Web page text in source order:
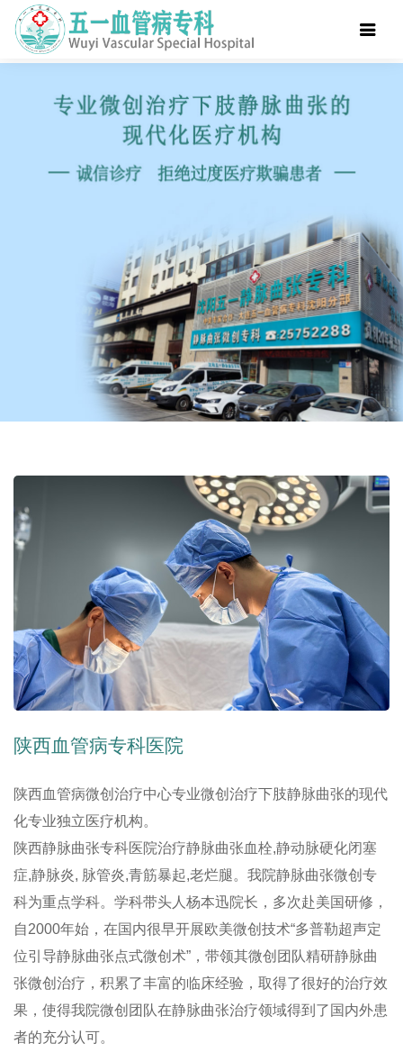
陕西血管病专科医院
陕西血管病微创治疗中心专业微创治疗下肢静脉曲张的现代
化专业独立医疗机构。
陕西静脉曲张专科医院治疗静脉曲张血栓,静动脉硬化闭塞
症,静脉炎, 脉管炎,青筋暴起,老烂腿。我院静脉曲张微创专
科为重点学科。学科带头人杨本迅院长，多次赴美国研修，
自2000年始，在国内很早开展欧美微创技术“多普勒超声定
位引导静脉曲张点式微创术”，带领其微创团队精研静脉曲
张微创治疗，积累了丰富的临床经验，取得了很好的治疗效
果，使得我院微创团队在静脉曲张治疗领域得到了国内外患
者的充分认可。